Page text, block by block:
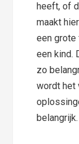
heeft, of
maakt
een
een kind.
zo
wordt het
belangrijk.